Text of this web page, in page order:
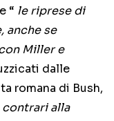
“ le riprese di
anche se
Miller e
dalle
romana di Bush,
alla